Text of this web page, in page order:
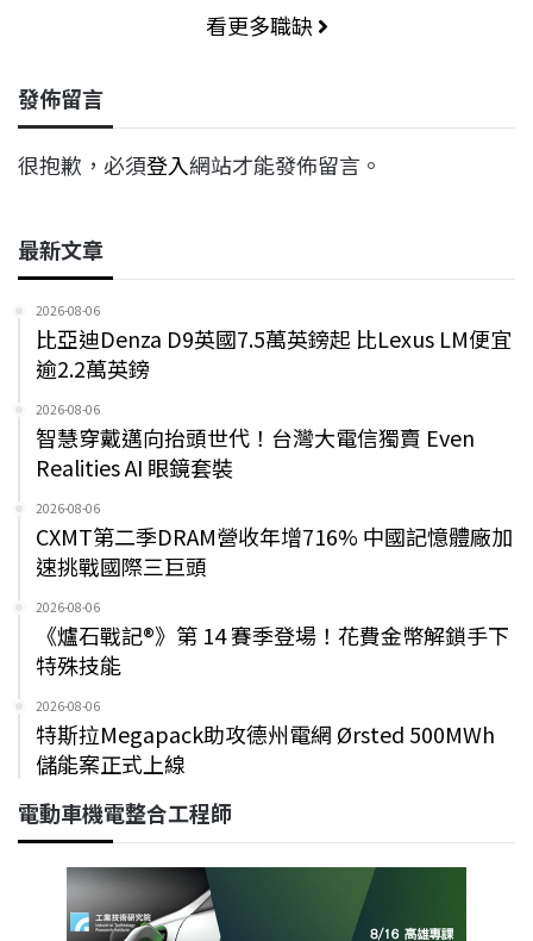
看更多職缺
發佈留言
很抱歉，必須登入網站才能發佈留言。
最新文章
2026-08-06
比亞迪Denza D9英國7.5萬英鎊起 比Lexus LM便宜
逾2.2萬英鎊
2026-08-06
智慧穿戴邁向抬頭世代！台灣大電信獨賣 Even
Realities AI 眼鏡套裝
2026-08-06
CXMT第二季DRAM營收年增716% 中國記憶體廠加
速挑戰國際三巨頭
2026-08-06
《爐石戰記®》第 14 賽季登場！花費金幣解鎖手下
特殊技能
2026-08-06
特斯拉Megapack助攻德州電網 Ørsted 500MWh
儲能案正式上線
電動車機電整合工程師